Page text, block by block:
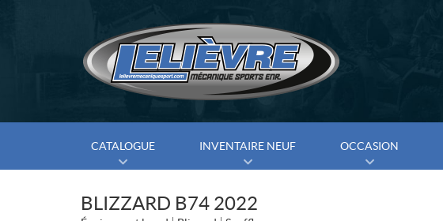
CATALOGUE INVENTAIRE NEUF OCCASION
BLIZZARD B74 2022